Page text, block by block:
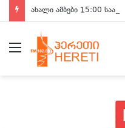
ახალი ამბები 15:00 საათზე
მენიუ